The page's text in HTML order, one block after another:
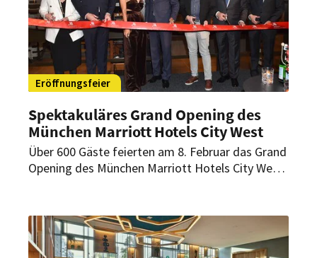
Eröffnungsfeier
Spektakuläres Grand Opening des
München Marriott Hotels City West
Über 600 Gäste feierten am 8. Februar das Grand
Opening des München Marriott Hotels City West,
das elegante Hotel im Stadtteil Westend durch
richtungsweisende Innovation und Modernität in
Design und Technologie.